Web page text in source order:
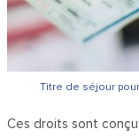
Titre de séjour
Ces droits sont